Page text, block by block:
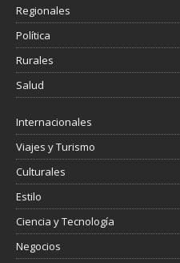
Regionales
Política
Rurales
Salud
Internacionales
Viajes y Turismo
Culturales
Estilo
Ciencia y Tecnología
Negocios